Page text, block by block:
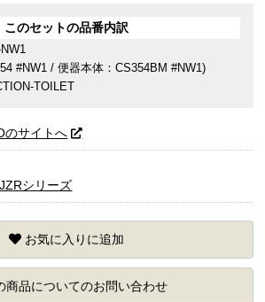
このセットの品番内訳
#NW1 / 便器本体：CS354BM #NW1)
TOILET
のサイトへ
シリーズ
お気に入りに追加
商品についてのお問い合わせ